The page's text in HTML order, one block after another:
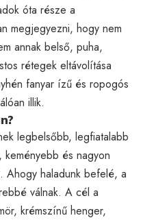
óta része a
megjegyezni, hogy nem
annak belső, puha,
rétegek eltávolítása
fanyar ízű és ropogós
illik.
legbelsőbb, legfiatalabb
és nagyon
Ahogy haladunk befelé, a
válnak. A cél a
krémszínű henger,